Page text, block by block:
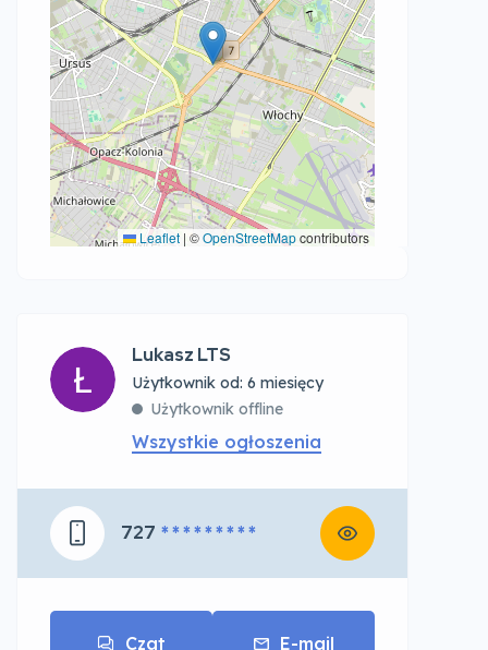
Leaflet | ©OpenStreetMapcontributors
Lukasz LTS
Użytkownik od: 6 miesięcy
Użytkownik offline
Wszystkie ogłoszenia
727 * * * * * * * * *
Czat E-mail